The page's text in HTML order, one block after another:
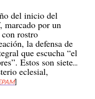
del inicio del
por un
rostro
la defensa de
que escucha “el
Estos son siete
eclesial,
]